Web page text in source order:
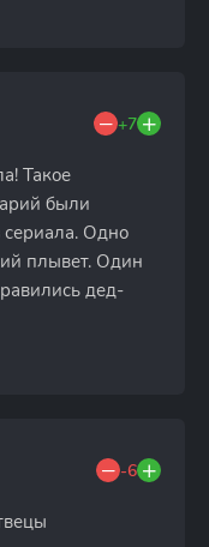
+7
Такое
были
Одно
плывет. Один
дед-
-6